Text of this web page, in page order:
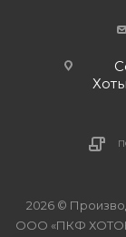
2026 ©
ООО «ПКФ